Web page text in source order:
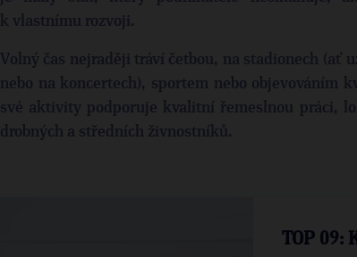
k vlastnímu rozvoji.
Volný čas nejraději tráví četbou, na stadionech (ať
nebo na koncertech), sportem nebo objevováním
své aktivity podporuje kvalitní řemeslnou práci,
drobných a středních živnostníků.
TOP 09: